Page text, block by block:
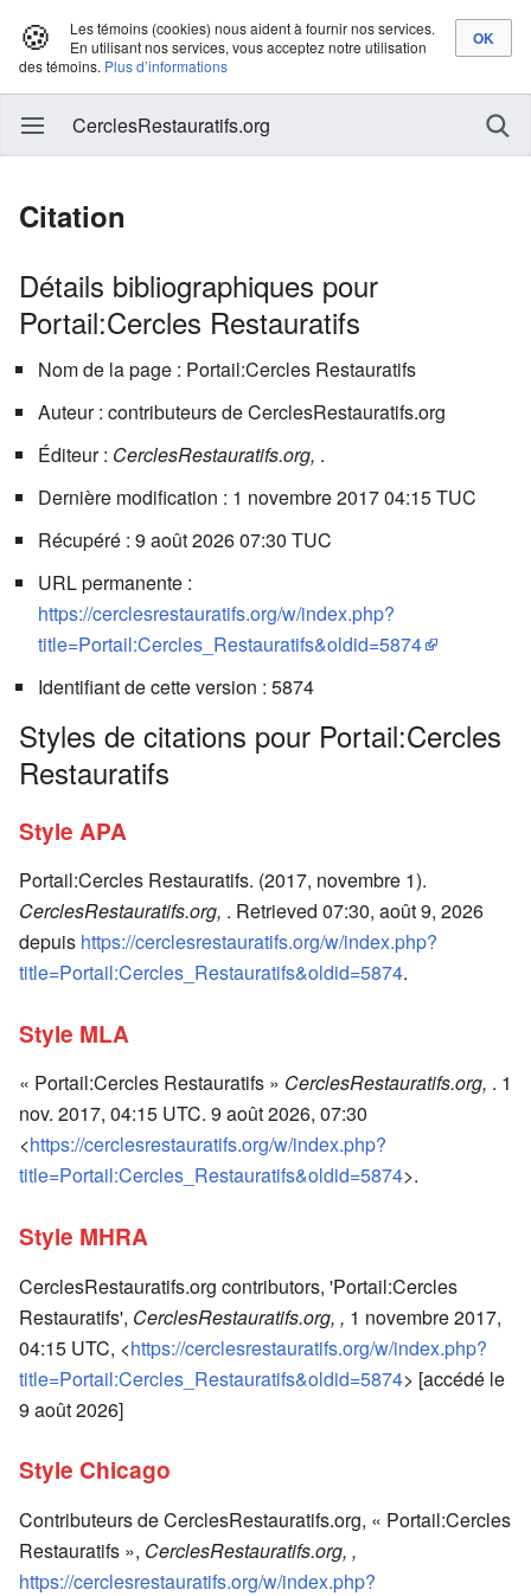
🍪
Les témoins (cookies) nous aident à fournir nos services.
En utilisant nos services, vous acceptez notre utilisation
des témoins. Plus d’informations
CerclesRestauratifs.org
Citation
Détails bibliographiques pour
Portail:Cercles Restauratifs
Nom de la page : Portail:Cercles Restauratifs
Auteur : contributeurs de CerclesRestauratifs.org
Éditeur : CerclesRestauratifs.org, .
Dernière modification : 1 novembre 2017 04:15 TUC
Récupéré : 9 août 2026 07:30 TUC
URL permanente :
https://cerclesrestauratifs.org/w/index.php?
title=Portail:Cercles_Restauratifs&oldid=5874
Identifiant de cette version : 5874
Styles de citations pour Portail:Cercles
Restauratifs
Style APA
Portail:Cercles Restauratifs. (2017, novembre 1).
CerclesRestauratifs.org, . Retrieved 07:30, août 9, 2026
depuis https://cerclesrestauratifs.org/w/index.php?
title=Portail:Cercles_Restauratifs&oldid=5874.
Style MLA
« Portail:Cercles Restauratifs » CerclesRestauratifs.org, . 1
nov. 2017, 04:15 UTC. 9 août 2026, 07:30
<https://cerclesrestauratifs.org/w/index.php?
title=Portail:Cercles_Restauratifs&oldid=5874>.
Style MHRA
CerclesRestauratifs.org contributors, 'Portail:Cercles
Restauratifs', CerclesRestauratifs.org, , 1 novembre 2017,
04:15 UTC, <https://cerclesrestauratifs.org/w/index.php?
title=Portail:Cercles_Restauratifs&oldid=5874> [accédé le
9 août 2026]
Style Chicago
Contributeurs de CerclesRestauratifs.org, « Portail:Cercles
Restauratifs », CerclesRestauratifs.org, ,
https://cerclesrestauratifs.org/w/index.php?